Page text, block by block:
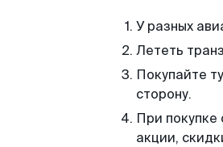
У разных
Лететь
Покупайте
сторону.
При
акции,